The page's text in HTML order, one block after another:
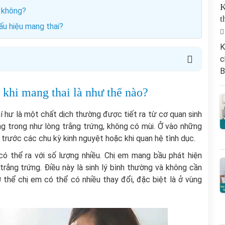
hiệu mang thai?
mang thai là như thế nào?
hư là một chất dịch thường được tiết ra từ cơ quan sinh
trong như lòng trắng trứng, không có mùi. Ở vào những
các chu kỳ kinh nguyệt hoặc khi quan hệ tình dục.
thể ra với số lượng nhiều. Chị em mang bầu phát hiện
trứng. Điều này là sinh lý bình thường và không cần
thể chị em có thể có nhiều thay đổi, đặc biệt là ở vùng